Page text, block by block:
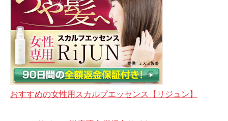
おすすめの女性用スカルプエッセンス【リジュン】